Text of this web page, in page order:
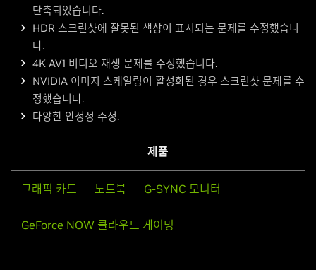
단축되었습니다.
HDR 스크린샷에 잘못된 색상이 표시되는 문제를 수정했습니
다.
4K AV1 비디오 재생 문제를 수정했습니다.
NVIDIA 이미지 스케일링이 활성화된 경우 스크린샷 문제를 수
정했습니다.
다양한 안정성 수정.
제품
그래픽 카드 노트북 G-SYNC 모니터
GeForce NOW 클라우드 게이밍